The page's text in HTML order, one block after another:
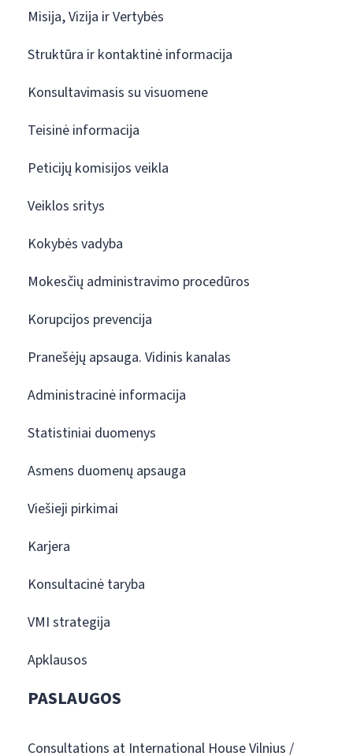
Misija, Vizija ir Vertybės
Struktūra ir kontaktinė informacija
Konsultavimasis su visuomene
Teisinė informacija
Peticijų komisijos veikla
Veiklos sritys
Kokybės vadyba
Mokesčių administravimo procedūros
Korupcijos prevencija
Pranešėjų apsauga. Vidinis kanalas
Administracinė informacija
Statistiniai duomenys
Asmens duomenų apsauga
Viešieji pirkimai
Karjera
Konsultacinė taryba
VMI strategija
Apklausos
PASLAUGOS
Consultations at International House Vilnius /